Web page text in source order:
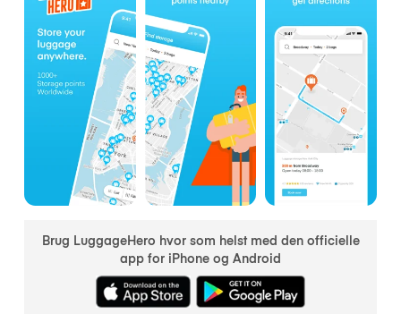
Brug LuggageHero hvor som helst med den officielle
app for iPhone og Android